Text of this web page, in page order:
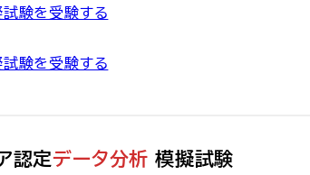
験を受験する
験を受験する
認定データ分析 模擬試験